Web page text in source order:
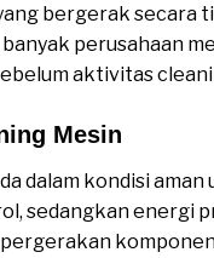
bergerak
perusahaan
aktivitas
Mesin
dalam kondisi aman
sedangkan energi